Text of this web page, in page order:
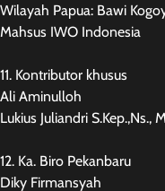
Wilayah Papua: Bawi
Mahsus IWO Indonesia
11. Kontributor khusus
Ali Aminulloh
Lukius Juliandri S.Kep.,Ns.,
12. Ka. Biro Pekanbaru
Diky Firmansyah